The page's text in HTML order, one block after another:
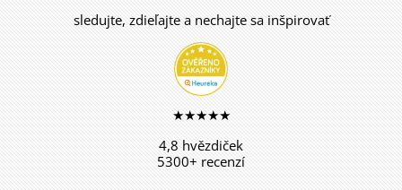
sledujte, zdieľajte a nechajte sa inšpirovať
★★★★★
4,8 hvězdiček
5300+ recenzí